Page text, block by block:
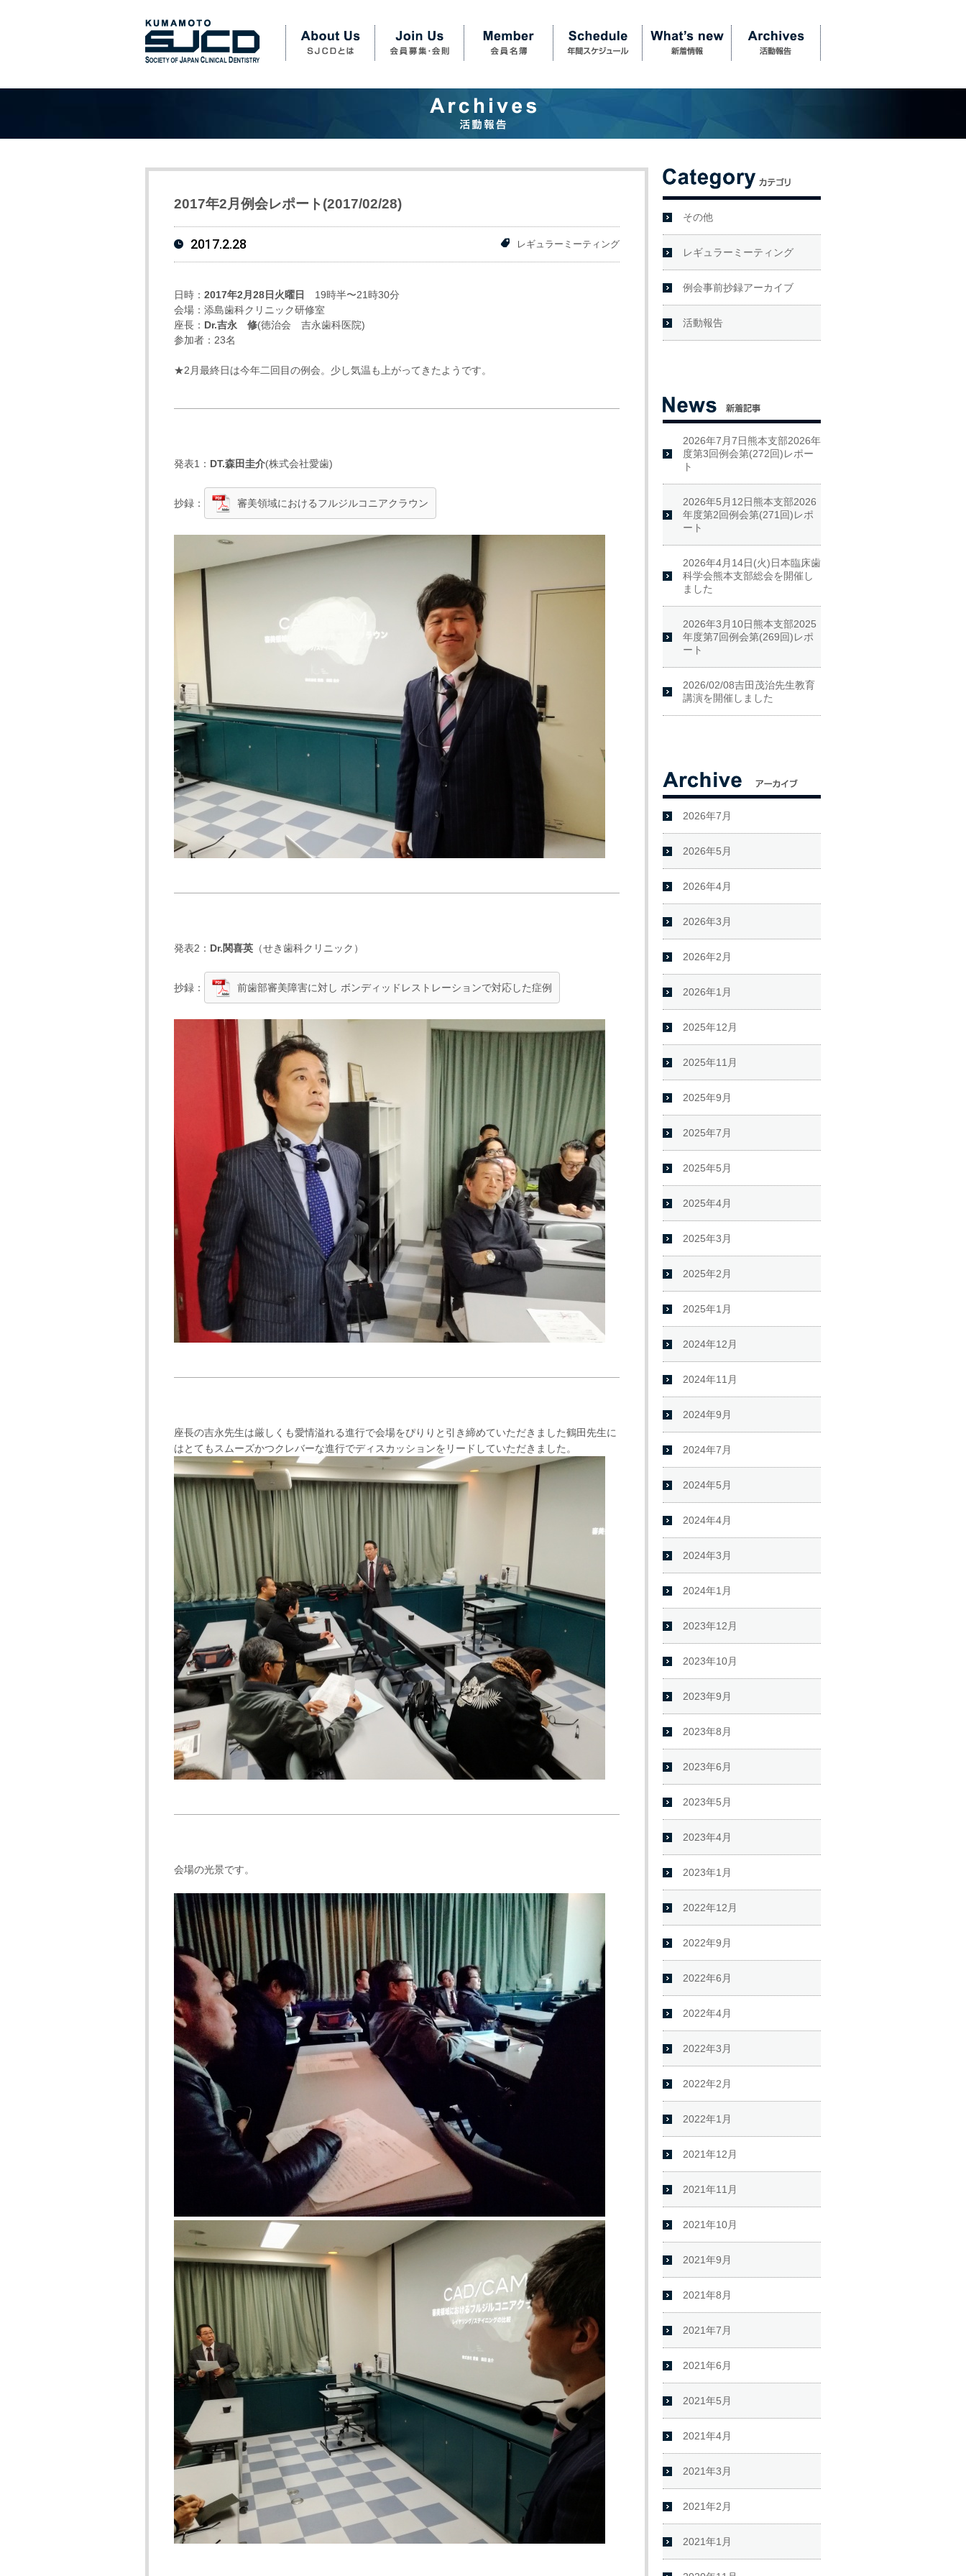
2017年2月例会レポート(2017/02/28)
2017.2.28 レギュラーミーティング
日時： 2017年2月28日火曜日
19時半〜21時30分
会場：添島歯科クリニック研修室
座長： Dr.吉永 修(徳治会 吉永歯科医院)
参加者：23名
★2月最終日は今年二回目の例会。少し気温も上がってきたようです。
発表1： DT.森田圭介(株式会社愛歯)
抄録： 審美領域におけるフルジルコニアクラウン
発表2： Dr.関喜英 （せき歯科クリニック ）
抄録： 前歯部審美障害に対し ボンディッドレストレーションで対応した症例
座長の吉永先生は厳しくも愛情溢れる進行で会場をぴりりと引き締めていただきました鶴田先生に
はとてもスムーズかつクレバーな進行でディスカッションをリードしていただきました。
会場の光景です。
その他
レギュラーミーティング
例会事前抄録アーカイブ
活動報告
2026年7月7日熊本支部2026年
度第3回例会第(272回)レポー
ト
2026年5月12日熊本支部2026
年度第2回例会第(271回)レポ
ート
2026年4月14日(火)日本臨床歯
科学会熊本支部総会を開催し
ました
2026年3月10日熊本支部2025
年度第7回例会第(269回)レポ
ート
2026/02/08吉田茂治先生教育
講演を開催しました
2026年7月
2026年5月
2026年4月
2026年3月
2026年2月
2026年1月
2025年12月
2025年11月
2025年9月
2025年7月
2025年5月
2025年4月
2025年3月
2025年2月
2025年1月
2024年12月
2024年11月
2024年9月
2024年7月
2024年5月
2024年4月
2024年3月
2024年1月
2023年12月
2023年10月
2023年9月
2023年8月
2023年6月
2023年5月
2023年4月
2023年1月
2022年12月
2022年9月
2022年6月
2022年4月
2022年3月
2022年2月
2022年1月
2021年12月
2021年11月
2021年10月
2021年9月
2021年8月
2021年7月
2021年6月
2021年5月
2021年4月
2021年3月
2021年2月
2021年1月